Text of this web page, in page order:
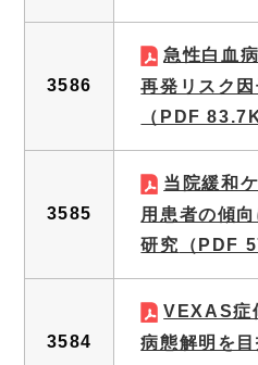
3586
急性白血
再発リスク
（PDF
3585
当院緩和
用患者の傾
研究 （PDF
3584
VEXAS症
病態解明を